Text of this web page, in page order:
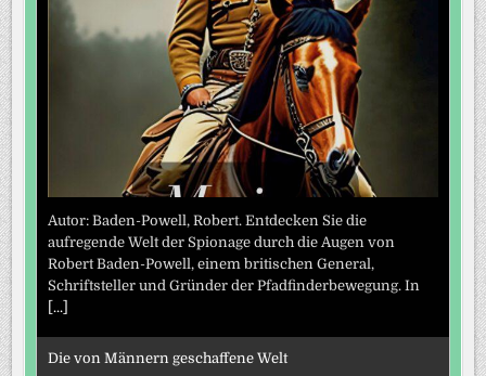
Autor: Baden-Powell, Robert. Entdecken Sie die
aufregende Welt der Spionage durch die Augen von
Robert Baden-Powell, einem britischen General,
Schriftsteller und Gründer der Pfadfinderbewegung. In
[...]
Die von Männern geschaffene Welt